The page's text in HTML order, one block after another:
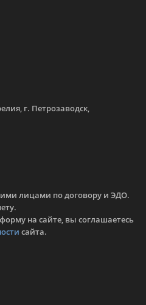
г. Петрозаводск,
лицами по договору и ЭДО.
на сайте, вы соглашаетесь
сайта.